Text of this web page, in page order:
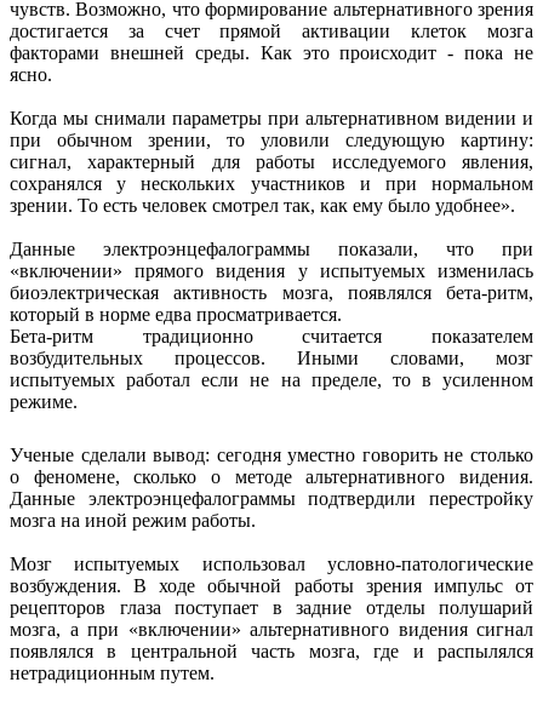
чувств. Возможно, что формирование альтернативного зрения
достигается за счет прямой активации клеток мозга
факторами внешней среды. Как это происходит - пока не
ясно.
Когда мы снимали параметры при альтернативном видении и
при обычном зрении, то уловили следующую картину:
сигнал, характерный для работы исследуемого явления,
сохранялся у нескольких участников и при нормальном
зрении. То есть человек смотрел так, как ему было удобнее».
Данные электроэнцефалограммы показали, что при
«включении» прямого видения у испытуемых изменилась
биоэлектрическая активность мозга, появлялся бета-ритм,
который в норме едва просматривается.
Бета-ритм традиционно считается показателем
возбудительных процессов. Иными словами, мозг
испытуемых работал если не на пределе, то в усиленном
режиме.
Ученые сделали вывод: сегодня уместно говорить не столько
о феномене, сколько о методе альтернативного видения.
Данные электроэнцефалограммы подтвердили перестройку
мозга на иной режим работы.
Мозг испытуемых использовал условно-патологические
возбуждения. В ходе обычной работы зрения импульс от
рецепторов глаза поступает в задние отделы полушарий
мозга, а при «включении» альтернативного видения сигнал
появлялся в центральной часть мозга, где и распылялся
нетрадиционным путем.